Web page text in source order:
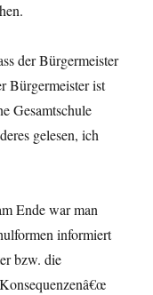
der Bürgermeister
Bürgermeister ist
Gesamtschule
gelesen, ich
Ende war man
informiert
bzw. die